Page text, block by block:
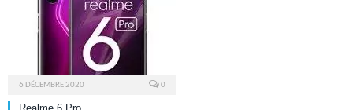
6 DÉCEMBRE 2020 0